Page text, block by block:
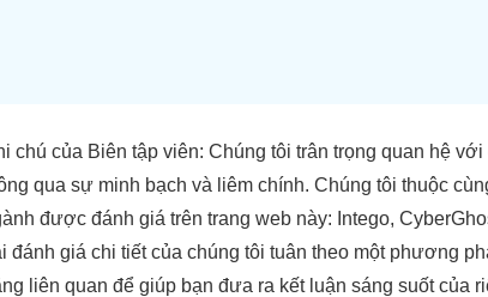
chú của Biên tập viên: Chúng tôi trân trọng quan hệ
qua sự minh bạch và liêm chính. Chúng tôi thuộc
được đánh giá trên trang web này: Intego,
đánh giá chi tiết của chúng tôi tuân theo một phương
liên quan để giúp bạn đưa ra kết luận sáng suốt của